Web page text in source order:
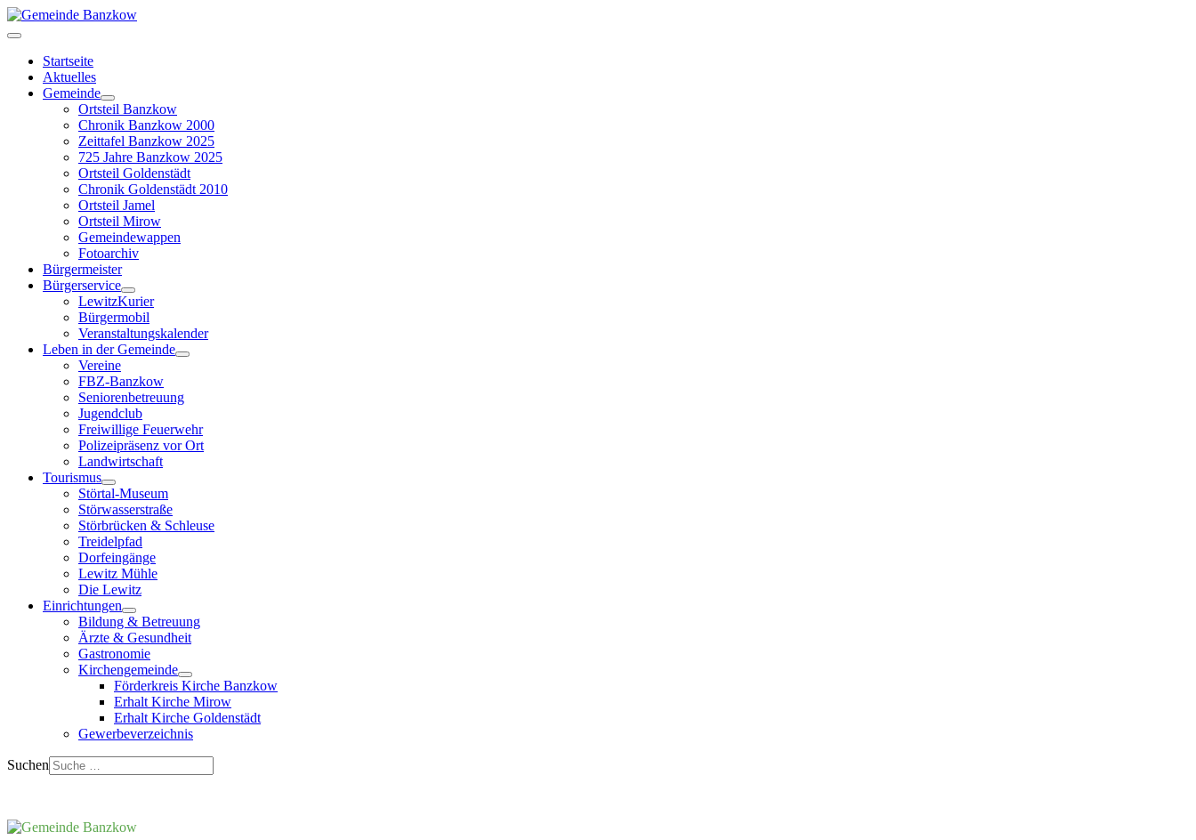
Startseite
Aktuelles
Gemeinde
Ortsteil Banzkow
Chronik Banzkow 2000
Zeittafel Banzkow 2025
725 Jahre Banzkow 2025
Ortsteil Goldenstädt
Chronik Goldenstädt 2010
Ortsteil Jamel
Ortsteil Mirow
Gemeindewappen
Fotoarchiv
Bürgermeister
Bürgerservice
LewitzKurier
Bürgermobil
Veranstaltungskalender
Leben in der Gemeinde
Vereine
FBZ-Banzkow
Seniorenbetreuung
Jugendclub
Freiwillige Feuerwehr
Polizeipräsenz vor Ort
Landwirtschaft
Tourismus
Störtal-Museum
Störwasserstraße
Störbrücken & Schleuse
Treidelpfad
Dorfeingänge
Lewitz Mühle
Die Lewitz
Einrichtungen
Bildung & Betreuung
Ärzte & Gesundheit
Gastronomie
Kirchengemeinde
Förderkreis Kirche Banzkow
Erhalt Kirche Mirow
Erhalt Kirche Goldenstädt
Gewerbeverzeichnis
Suchen